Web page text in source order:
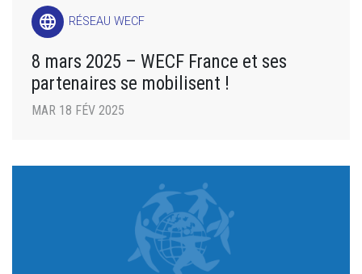
language RÉSEAU WECF
8 mars 2025 – WECF France et ses
partenaires se mobilisent !
MAR 18 FÉV 2025